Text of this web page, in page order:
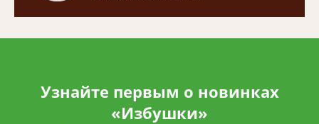
Узнайте первым о новинках
«Избушки»